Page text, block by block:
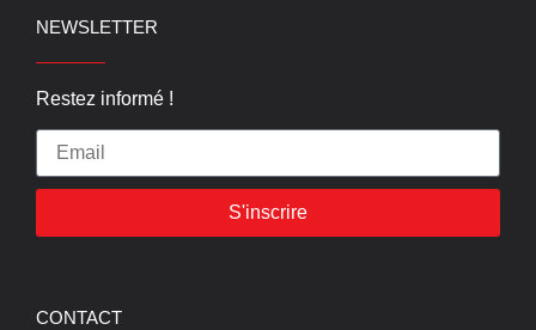
NEWSLETTER
Restez informé !
S'inscrire
CONTACT